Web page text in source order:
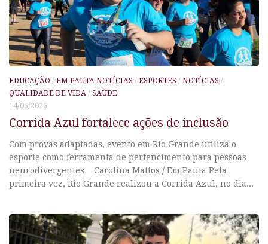
EDUCAÇÃO / EM PAUTA NOTÍCIAS / ESPORTES / NOTÍCIAS /
QUALIDADE DE VIDA / SAÚDE
14/05/2026
Corrida Azul fortalece ações de inclusão
Com provas adaptadas, evento em Rio Grande utiliza o
esporte como ferramenta de pertencimento para pessoas
neurodivergentes Carolina Mattos / Em Pauta Pela
primeira vez, Rio Grande realizou a Corrida Azul, no dia...